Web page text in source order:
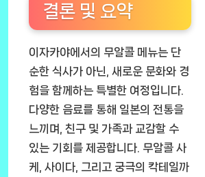
결론 및 요약
이자카야에서의 무알콜 메뉴는 단
순한 식사가 아닌, 새로운 문화와 경
험을 함께하는 특별한 여정입니다.
다양한 음료를 통해 일본의 전통을
느끼며, 친구 및 가족과 교감할 수
있는 기회를 제공합니다. 무알콜 사
케, 사이다, 그리고 궁극의 칵테일까